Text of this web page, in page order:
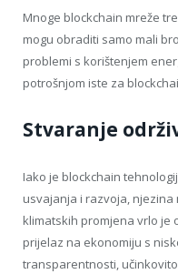
Mnoge blockchain mreže
mogu obraditi samo mali
problemi s korištenjem
potrošnjom iste za
Stvaranje
Iako je blockchain
usvajanja i razvoja,
klimatskih promjena vrlo je
prijelaz na ekonomiju s
transparentnosti,